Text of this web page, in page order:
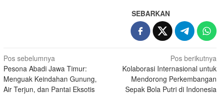
SEBARKAN
Navigasi
pos
Pos sebelumnya
Pesona Abadi Jawa Timur:
Menguak Keindahan Gunung,
Air Terjun, dan Pantai Eksotis
Pos berikutnya
Kolaborasi Internasional untuk
Mendorong Perkembangan
Sepak Bola Putri di Indonesia